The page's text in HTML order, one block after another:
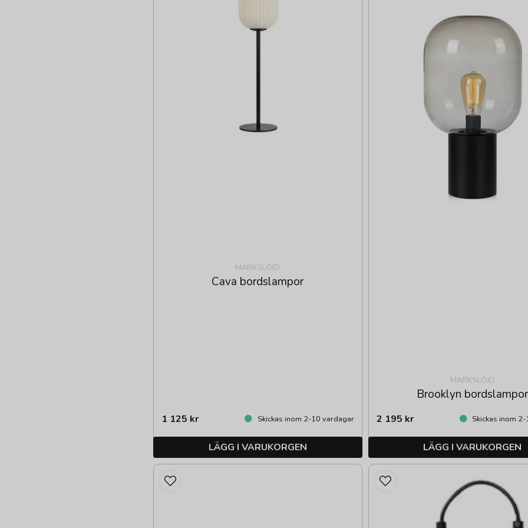
MARKSLÖJD
Cava bordslampor
1 125 kr Skickas inom 2-10 vardagar
LÄGG I VARUKORGEN
MARKSLÖJD
Brooklyn bordslampor
2 195 kr Skickas inom
LÄGG I VARUKORGEN